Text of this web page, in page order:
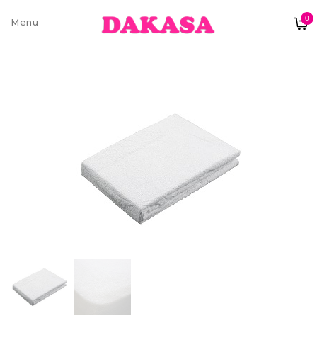
0
Sobre nós
Pagamentos e Envios
Termos e condições